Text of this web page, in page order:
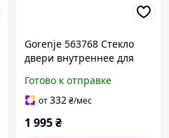
Gorenje 563768 Стекло
двери внутреннее для
Готово к отправке
от332₴/мес
1 995₴